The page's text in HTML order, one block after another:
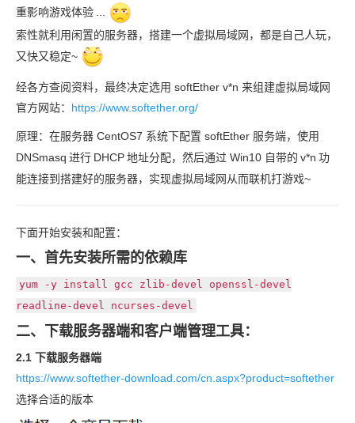
重影响游戏体验
索性就利用闲置的服务器，搭建一个虚拟局域网，都是自己人玩，
又快又稳定~
经各方查阅资料，最终决定选用 softEther v*n 来组建虚拟局域网
官方网站： https://www.softether.org/
原理：在服务器 CentOS7 系统下配置 softEther 服务端，使用
DNSmasq 进行 DHCP地址分配，然后通过 Win10 自带的 v*n 功
能连接到搭建好的服务器，实现虚拟局域网从而联机打游戏~
下面开始安装和配置：
一、首先安装所需的依赖库
yum -y install gcc zlib-devel openssl-devel
readline-devel ncurses-devel
二、下载服务器端和客户端管理工具：
2.1 下载服务器端
https://www.softether-download.com/cn.aspx?product=softether
选择合适的版本